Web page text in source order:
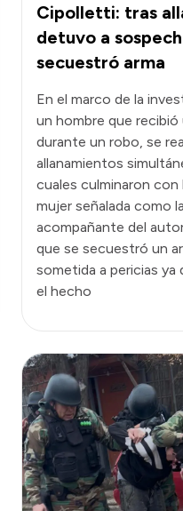
Cipolletti: tras
detuvo a
secuestró arma
En el marco de la
un hombre que
durante un robo, se
allanamientos
cuales culminaron
mujer señalada como
acompañante del
que se secuestró un
sometida a pericias ya
el hecho